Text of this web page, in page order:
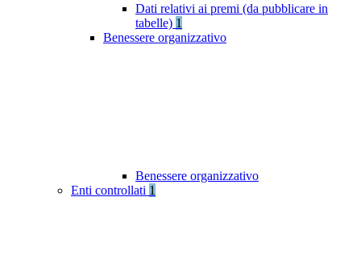
Dati relativi ai premi (da pubblicare in
tabelle) 1
Benessere organizzativo
Benessere organizzativo
Enti controllati 1